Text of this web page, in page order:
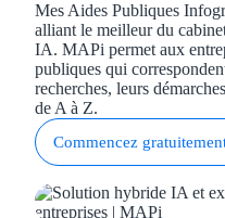
Mes Aides Publiques
alliant le meilleur du
IA. MAPi permet aux
publiques qui
recherches, leurs
de A à Z.
Commencez